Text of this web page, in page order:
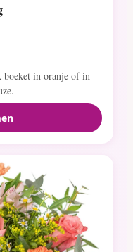
boeket in oranje of in